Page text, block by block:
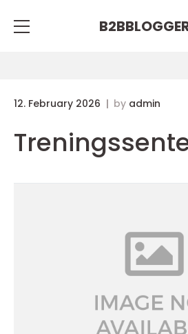
12. February 2026 by admin